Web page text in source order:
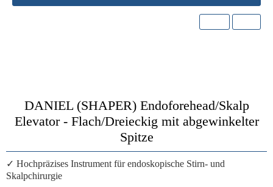
DANIEL (SHAPER) Endoforehead/Skalp
Elevator - Flach/Dreieckig mit abgewinkelter
Spitze
✓ Hochpräzises Instrument für endoskopische Stirn- und
Skalpchirurgie